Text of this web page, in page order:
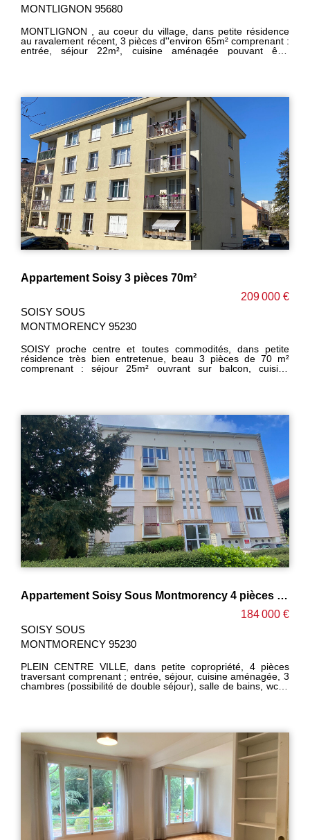
MONTLIGNON 95680
MONTLIGNON , au coeur du village, dans petite résidence
au ravalement récent, 3 pièces d''environ 65m² comprenant :
entrée, séjour 22m², cuisine aménagée pouvant être
mezzanine. Ecoles, commerces, bus à 3 min. Bon état
général. IDEAL 1ère acquisition. ------- HONORAIRES
CHARGE VENDEUR -------------
Appartement Soisy 3 pièces 70m²
209 000 €
SOISY SOUS
MONTMORENCY 95230
SOISY proche centre et toutes commodités, dans petite
résidence très bien entretenue, beau 3 pièces de 70 m²
comprenant : séjour 25m² ouvrant sur balcon, cuisine
refaites. Chauffage collectif , faibles charges. IDEAL 1ère
ACQUISITION. --------------Honoraires charge vendeur---------
---------
Appartement Soisy Sous Montmorency 4 pièces 62 m²
184 000 €
SOISY SOUS
MONTMORENCY 95230
PLEIN CENTRE VILLE, dans petite copropriété, 4 pièces
traversant comprenant ; entrée, séjour, cuisine aménagée, 3
chambres (possibilité de double séjour), salle de bains, wc, 1
---------